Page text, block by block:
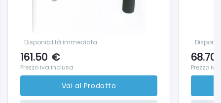
Disponibilità immediata
161.50 €
Prezzo iva inclusa
Vai al Prodotto
68.70
Prezzo